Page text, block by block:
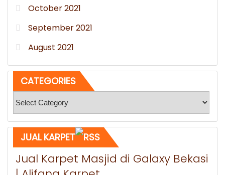
October 2021
September 2021
August 2021
CATEGORIES
JUAL KARPET
Jual Karpet Masjid di Galaxy Bekasi